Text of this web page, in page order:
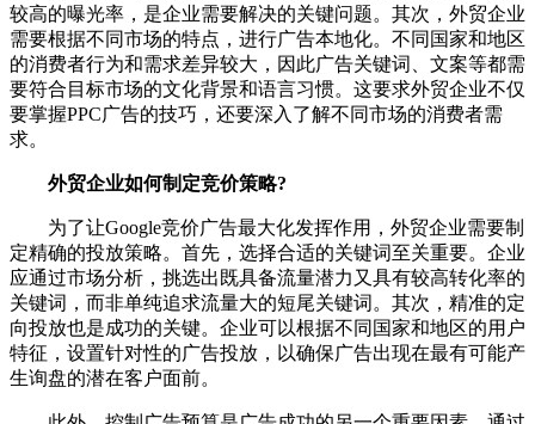
较高的曝光率，是企业需要解决的关键问题。其次，外贸企业
需要根据不同市场的特点，进行广告本地化。不同国家和地区
的消费者行为和需求差异较大，因此广告关键词、文案等都需
要符合目标市场的文化背景和语言习惯。这要求外贸企业不仅
要掌握PPC广告的技巧，还要深入了解不同市场的消费者需
求。
外贸企业如何制定竞价策略?
为了让Google竞价广告最大化发挥作用，外贸企业需要制
定精确的投放策略。首先，选择合适的关键词至关重要。企业
应通过市场分析，挑选出既具备流量潜力又具有较高转化率的
关键词，而非单纯追求流量大的短尾关键词。其次，精准的定
向投放也是成功的关键。企业可以根据不同国家和地区的用户
特征，设置针对性的广告投放，以确保广告出现在最有可能产
生询盘的潜在客户面前。